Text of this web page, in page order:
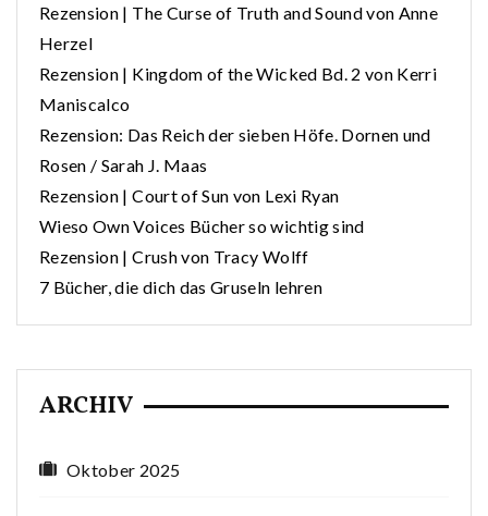
Rezension | The Curse of Truth and Sound von Anne
Herzel
Rezension | Kingdom of the Wicked Bd. 2 von Kerri
Maniscalco
Rezension: Das Reich der sieben Höfe. Dornen und
Rosen / Sarah J. Maas
Rezension | Court of Sun von Lexi Ryan
Wieso Own Voices Bücher so wichtig sind
Rezension | Crush von Tracy Wolff
7 Bücher, die dich das Gruseln lehren
ARCHIV
Oktober 2025